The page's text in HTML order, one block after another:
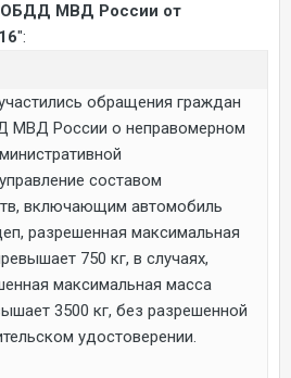
МВД России от
":
обращения граждан
МВД России о неправомерном
составом
включающим автомобиль
разрешенная максимальная
750 кг, в случаях,
максимальная масса
3500 кг, без разрешенной
удостоверении.